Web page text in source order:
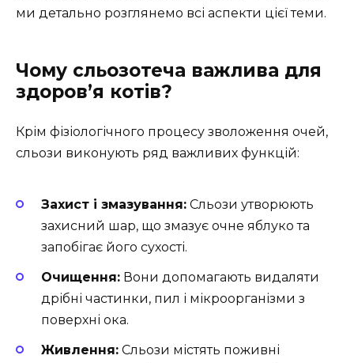
ми детально розглянемо всі аспекти цієї теми.
Чому сльозотеча важлива для
здоров’я котів?
Крім фізіологічного процесу зволоження очей,
сльози виконують ряд важливих функцій:
Захист і змазування: Сльози утворюють
захисний шар, що змазує очне яблуко та
запобігає його сухості.
Очищення: Вони допомагають видаляти
дрібні частинки, пил і мікроорганізми з
поверхні ока.
Живлення: Сльози містять поживні